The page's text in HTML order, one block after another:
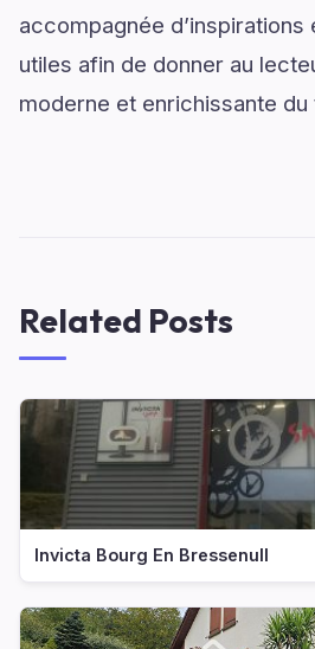
accompagnée
utiles afin de donner au
moderne et enrichissante
Related Posts
Invicta Bourg En Bressenull